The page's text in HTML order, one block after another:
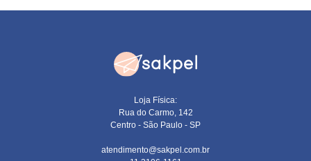
Loja Física:
Rua do Carmo, 142
Centro - São Paulo - SP
atendimento@sakpel.com.br